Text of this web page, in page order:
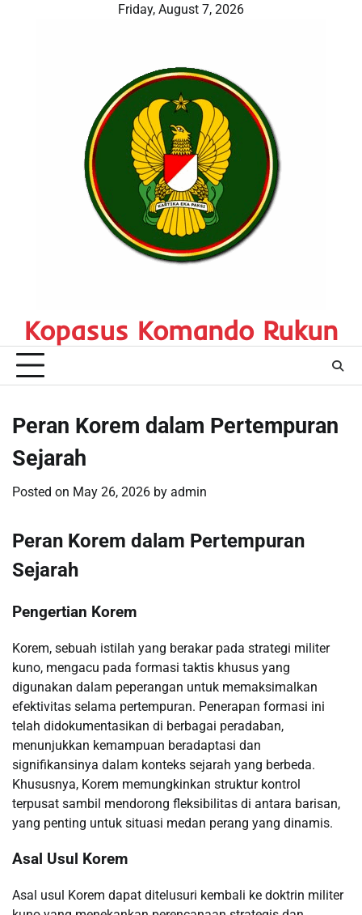
Friday, August 7, 2026
Kopasus Komando Rukun
Peran Korem dalam Pertempuran
Sejarah
Posted on May 26, 2026 by admin
Peran Korem dalam Pertempuran
Sejarah
Pengertian Korem
Korem, sebuah istilah yang berakar pada strategi militer
kuno, mengacu pada formasi taktis khusus yang
digunakan dalam peperangan untuk memaksimalkan
efektivitas selama pertempuran. Penerapan formasi ini
telah didokumentasikan di berbagai peradaban,
menunjukkan kemampuan beradaptasi dan
signifikansinya dalam konteks sejarah yang berbeda.
Khususnya, Korem memungkinkan struktur kontrol
terpusat sambil mendorong fleksibilitas di antara barisan,
yang penting untuk situasi medan perang yang dinamis.
Asal Usul Korem
Asal usul Korem dapat ditelusuri kembali ke doktrin militer